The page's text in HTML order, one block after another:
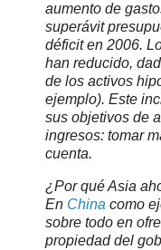
aumento de
superávit
déficit en 2006.
han reducido,
de los activos
ejemplo). Este
sus objetivos de
ingresos: tomar
cuenta.
¿Por qué Asia
En China como
sobre todo en
propiedad del